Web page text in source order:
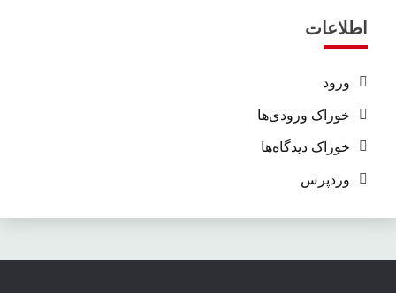
اطلاعات
ورود
خوراک ورودی‌ها
خوراک دیدگاه‌ها
وردپرس